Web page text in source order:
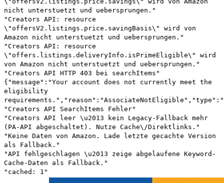
nicht unterstuetzt und uebersprungen."
"Creators API: resource
\"offersV2.listings.price.savingBasis\" wird von
Amazon nicht unterstuetzt und uebersprungen."
"Creators API: resource
\"offers.listings.deliveryInfo.isPrimeEligible\" wird
von Amazon nicht unterstuetzt und uebersprungen."
"Creators API HTTP 403 bei searchItems"
{"message":"Your account does not currently meet the
eligibility
"Creators API SearchItems Fehler"
"Creators API leer \u2013 kein Legacy-Fallback mehr
(PA-API abgeschaltet). Nutze Cache\/Direktlinks."
"Keine Daten von Amazon. Lade letzte gecachte Version
als Fallback."
"API fehlgeschlagen \u2013 zeige abgelaufene Keyword-
Cache-Daten als Fallback."
"cached: 1"